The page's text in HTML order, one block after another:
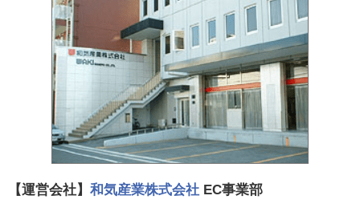
【運営会社】 和気産業株式会社 EC事業部